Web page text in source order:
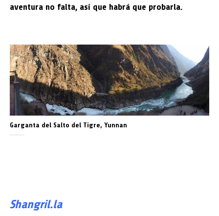
aventura no falta, así que habrá que probarla.
Garganta del Salto del Tigre, Yunnan
Shangril.la